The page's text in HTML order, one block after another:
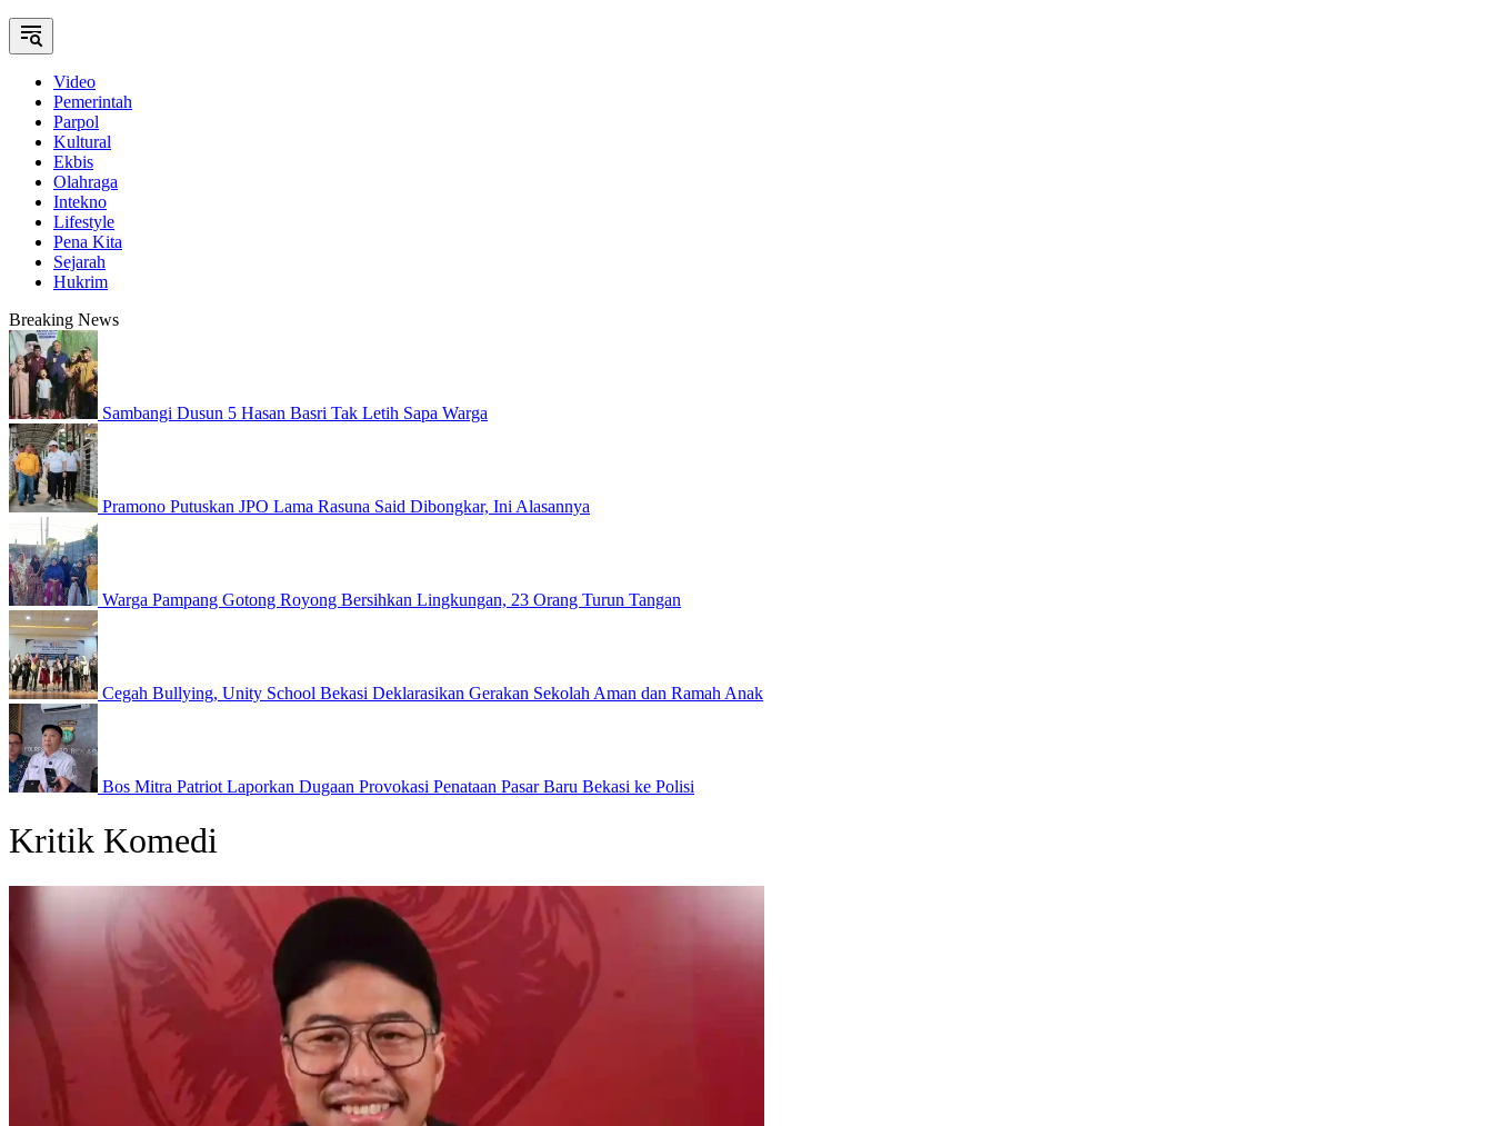
Video
Pemerintah
Parpol
Kultural
Ekbis
Olahraga
Intekno
Lifestyle
Pena Kita
Sejarah
Hukrim
Breaking News
Sambangi Dusun 5 Hasan Basri Tak Letih Sapa Warga
Pramono Putuskan JPO Lama Rasuna Said Dibongkar, Ini Alasannya
Warga Pampang Gotong Royong Bersihkan Lingkungan, 23 Orang Turun Tangan
Cegah Bullying, Unity School Bekasi Deklarasikan Gerakan Sekolah Aman dan Ramah Anak
Bos Mitra Patriot Laporkan Dugaan Provokasi Penataan Pasar Baru Bekasi ke Polisi
Kritik Komedi